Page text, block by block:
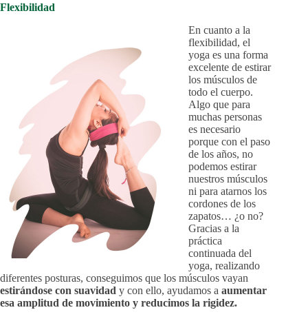
Flexibilidad
En cuanto a la
flexibilidad, el
yoga es una forma
excelente de estirar
los músculos de
todo el cuerpo.
Algo que para
muchas personas
es necesario
porque con el paso
de los años, no
podemos estirar
nuestros músculos
ni para atarnos los
cordones de los
zapatos… ¿o no?
Gracias a la
práctica
continuada del
yoga, realizando
diferentes posturas, conseguimos que los músculos vayan
estirándose con suavidad y con ello, ayudamos a aumentar
esa amplitud de movimiento y reducimos la rigidez.